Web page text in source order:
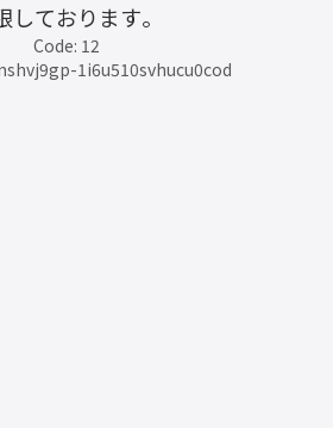
しております。
Code: 12
1i6u510svhucu0cod